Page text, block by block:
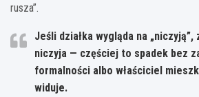
rusza”.
Jeśli działka wygląda na
niczyja — częściej to spadek bez
formalności albo właściciel
widuje.